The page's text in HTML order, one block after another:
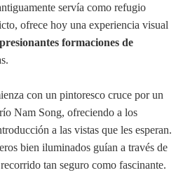
servía como refugio
ofrece hoy una experiencia visual
formaciones de
con un pintoresco cruce por un
Nam Song, ofreciendo a los
a las vistas que les esperan.
bien iluminados guían a través de
tan seguro como fascinante.